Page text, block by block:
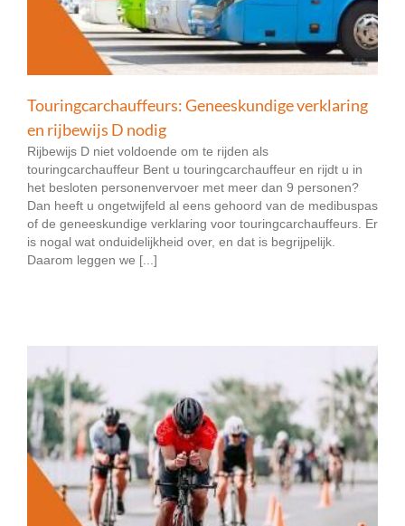
Touringcarchauffeurs: Geneeskundige verklaring
en rijbewijs D nodig
Rijbewijs D niet voldoende om te rijden als
touringcarchauffeur Bent u touringcarchauffeur en rijdt u in
het besloten personenvervoer met meer dan 9 personen?
Dan heeft u ongetwijfeld al eens gehoord van de medibuspas
of de geneeskundige verklaring voor touringcarchauffeurs. Er
is nogal wat onduidelijkheid over, en dat is begrijpelijk.
Daarom leggen we [...]